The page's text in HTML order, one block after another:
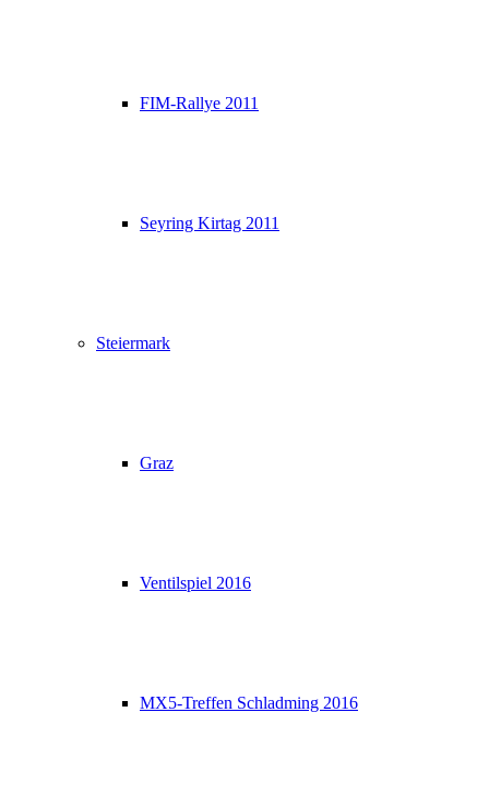
FIM-Rallye 2011
Seyring Kirtag 2011
Steiermark
Graz
Ventilspiel 2016
MX5-Treffen Schladming 2016